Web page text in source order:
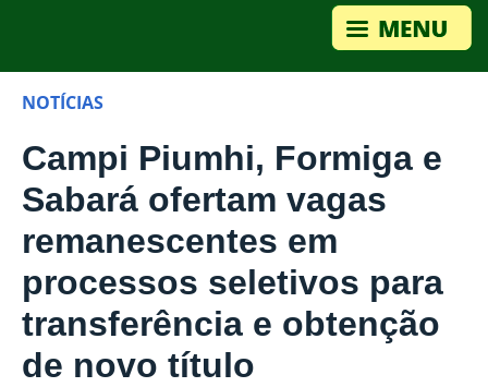
NOTÍCIAS
Campi Piumhi, Formiga e
Sabará ofertam vagas
remanescentes em
processos seletivos para
transferência e obtenção
de novo título